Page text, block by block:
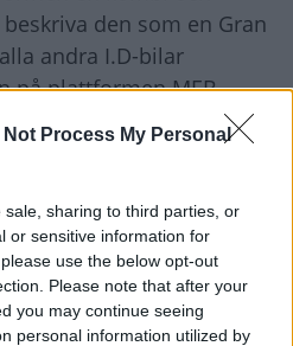
Not Process My Personal
sharing to third parties, or
or sensitive information for
use the below opt-out
Please note that after your
you may continue seeing
personal information utilized by
den som en Gran
andra I.D-bilar
på plattformen MEB,
elbilar. Volkswagen
upp till 59 mil.